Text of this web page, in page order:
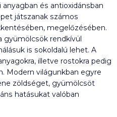
és antioxidánsban
játszanak számos
megelőzésében.
gyümölcsök rendkívül
is sokoldalú lehet. A
illetve rostokra pedig
Modern világunkban egyre
zöldséget, gyümölcsöt
hatásukat valóban